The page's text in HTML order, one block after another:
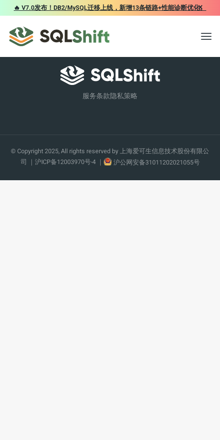
🔥 V7.0发布！DB2/MySQL迁移上线，新增13条链路+性能诊断优化。
×
服务条款隐私策略
© Copyright 2025, All rights reserved by上海爱可生信息技术股份有限公
司
沪ICP备12003970号-4｜ 沪公网安备31011202021055号